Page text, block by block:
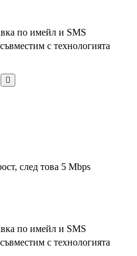
по имейл и SMS
с технологията
след това 5 Mbps
по имейл и SMS
с технологията